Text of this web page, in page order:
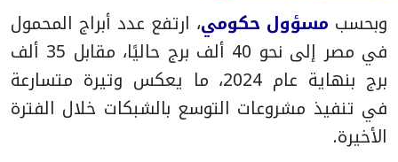
وبحسب مسؤول حكومي، ارتفع عدد أبراج المحمول
في مصر إلى نحو 40 ألف برج حاليًا، مقابل 35 ألف
برج بنهاية عام 2024، ما يعكس وتيرة متسارعة
في تنفيذ مشروعات التوسع بالشبكات خلال الفترة
الأخيرة.